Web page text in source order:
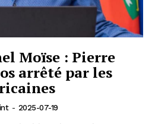
Moïse : Pierre
arrêté par les
- 2025-07-19